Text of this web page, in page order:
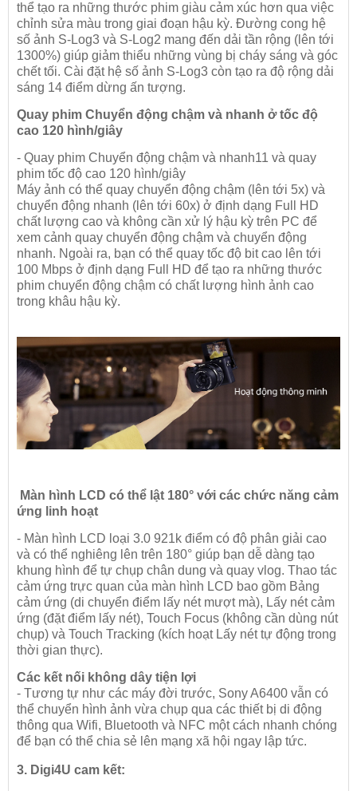
thể tạo ra những thước phim giàu cảm xúc hơn qua việc
chỉnh sửa màu trong giai đoạn hậu kỳ. Đường cong hệ
số ảnh S-Log3 và S-Log2 mang đến dải tần rộng (lên tới
1300%) giúp giảm thiểu những vùng bị cháy sáng và góc
chết tối. Cài đặt hệ số ảnh S-Log3 còn tạo ra độ rộng dải
sáng 14 điểm dừng ấn tượng.
Quay phim Chuyển động chậm và nhanh ở tốc độ
cao 120 hình/giây
- Quay phim Chuyển động chậm và nhanh11 và quay
phim tốc độ cao 120 hình/giây
Máy ảnh có thể quay chuyển động chậm (lên tới 5x) và
chuyển động nhanh (lên tới 60x) ở định dạng Full HD
chất lượng cao và không cần xử lý hậu kỳ trên PC để
xem cảnh quay chuyển động chậm và chuyển động
nhanh. Ngoài ra, bạn có thể quay tốc độ bit cao lên tới
100 Mbps ở định dạng Full HD để tạo ra những thước
phim chuyển động chậm có chất lượng hình ảnh cao
trong khâu hậu kỳ.
Màn hình LCD có thể lật 180° với các chức năng cảm
ứng linh hoạt
- Màn hình LCD loại 3.0 921k điểm có độ phân giải cao
và có thể nghiêng lên trên 180° giúp bạn dễ dàng tạo
khung hình để tự chụp chân dung và quay vlog. Thao tác
cảm ứng trực quan của màn hình LCD bao gồm Bảng
cảm ứng (di chuyển điểm lấy nét mượt mà), Lấy nét cảm
ứng (đặt điểm lấy nét), Touch Focus (không cần dùng nút
chụp) và Touch Tracking (kích hoạt Lấy nét tự động trong
thời gian thực).
Các kết nối không dây tiện lợi
- Tương tự như các máy đời trước, Sony A6400 vẫn có
thể chuyển hình ảnh vừa chụp qua các thiết bị di động
thông qua Wifi, Bluetooth và NFC một cách nhanh chóng
để bạn có thể chia sẻ lên mạng xã hội ngay lập tức.
3. Digi4U cam kết: